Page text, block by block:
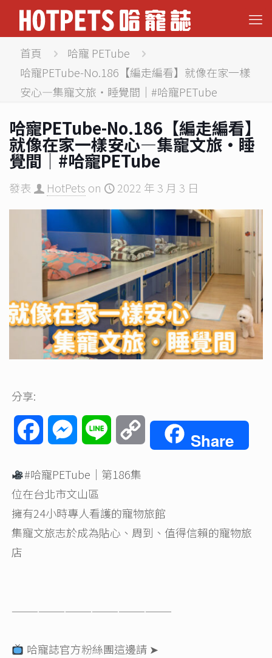
首頁
哈寵 PETube
哈寵PETube-No.186【編走編看】就像在家一樣
安心—集寵文旅‧睡覺間｜#哈寵PETube
哈寵PETube-No.186【編走編看】
就像在家一樣安心—集寵文旅‧睡
覺間｜#哈寵PETube
發表 HotPets on 2022 年 3 月 3 日
分享:
FacebookMessenger
Line
Copy
Share
#哈寵PETube ｜第186集
位在台北市文山區
擁有24小時專人看護的寵物旅館
集寵文旅志於成為貼心、周到、值得信賴的寵物旅
店
——————————————————
哈寵誌官方粉絲團這邊請 ➤